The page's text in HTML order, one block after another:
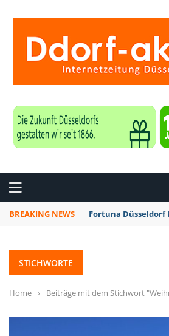
BREAKING NEWS Fortuna Düsseldorf
STICHWORTE
Home › Beiträge mit dem Stichwort